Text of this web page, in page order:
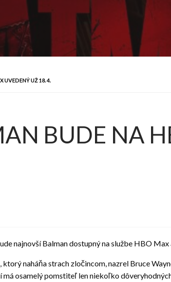
UVEDENÝ UŽ 18. 4.
BUDE NA
najnovší Balman dostupný na službe HBO
naháňa strach zločincom, nazrel Bruce
osamelý pomstiteľ len niekoľko